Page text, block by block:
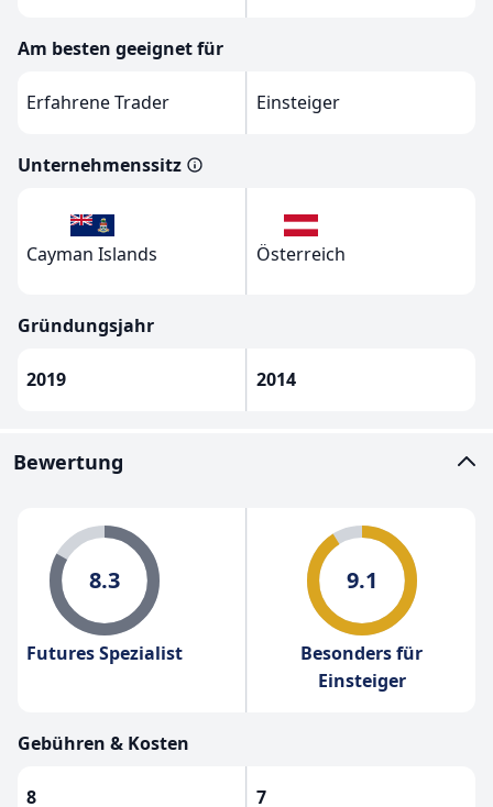
Am besten geeignet für
Erfahrene Trader Einsteiger
Unternehmenssitz
Cayman Islands Österreich
Gründungsjahr
2019 2014
Bewertung
8.3
Futures Spezialist
9.1
Besonders für
Einsteiger
Gebühren & Kosten
8 7